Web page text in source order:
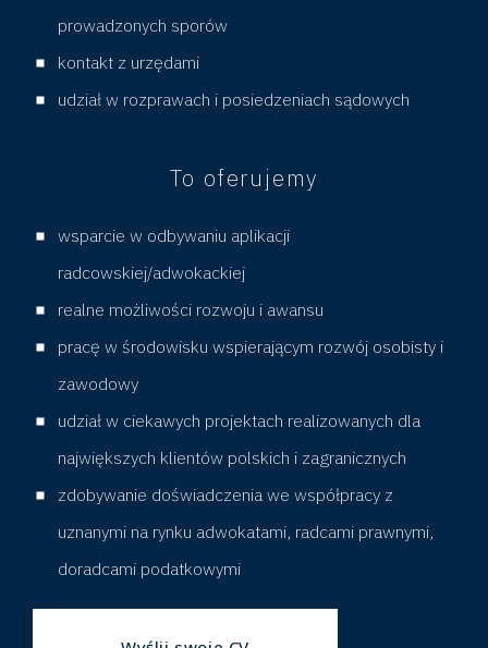
y
a
w
n
i
k
prowadzonych sporów
kontakt z urzędami
udział w rozprawach i posiedzeniach sądowych
To oferujemy
wsparcie w odbywaniu aplikacji
radcowskiej/adwokackiej
realne możliwości rozwoju i awansu
pracę w środowisku wspierającym rozwój osobisty i
zawodowy
udział w ciekawych projektach realizowanych dla
największych klientów polskich i zagranicznych
zdobywanie doświadczenia we współpracy z
uznanymi na rynku adwokatami, radcami prawnymi,
doradcami podatkowymi